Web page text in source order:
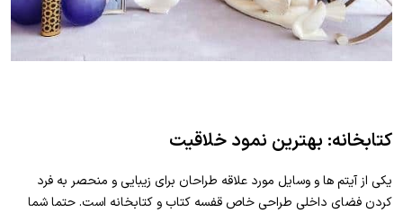
کتابخانه: بهترین نمود خلاقیت
یکی از آیتم ها و وسایل مورد علاقه طراحان برای زیبایی و منحصر به فرد
کردن فضای داخلی طراحی خاص قفسه کتاب و کتابخانه است. حتما شما